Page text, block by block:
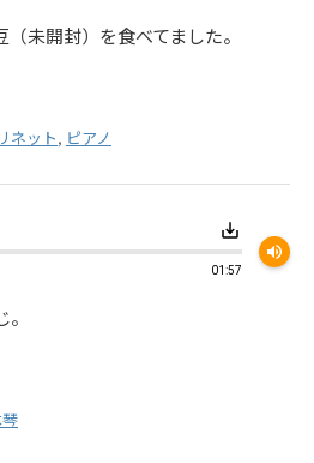
未開封）を食べてました。
ネット, ピアノ
save_alt
01:57
volume_up